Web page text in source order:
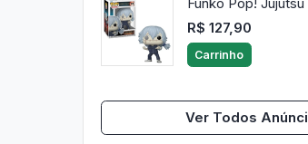
R$ 127,90
Carrinho
Ver Todos